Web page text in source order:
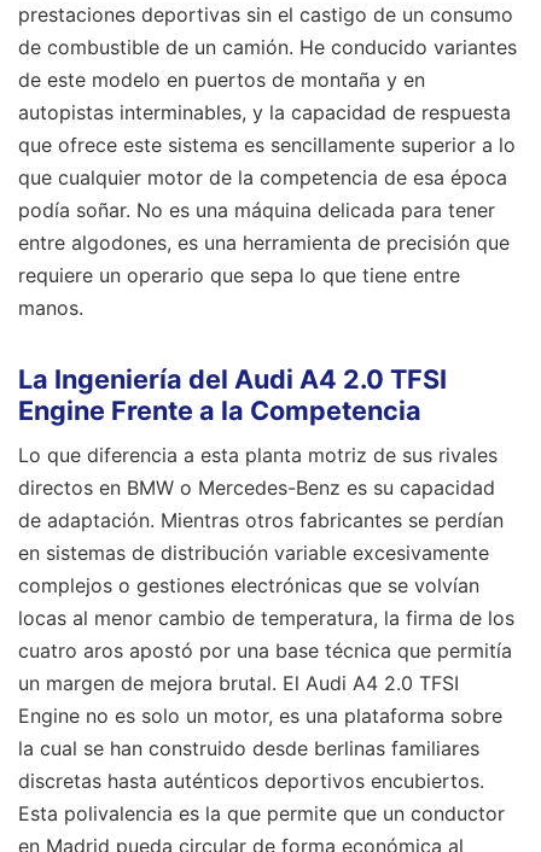
prestaciones deportivas sin el castigo de un consumo
de combustible de un camión. He conducido variantes
de este modelo en puertos de montaña y en
autopistas interminables, y la capacidad de respuesta
que ofrece este sistema es sencillamente superior a lo
que cualquier motor de la competencia de esa época
podía soñar. No es una máquina delicada para tener
entre algodones, es una herramienta de precisión que
requiere un operario que sepa lo que tiene entre
manos.
La Ingeniería del Audi A4 2.0 TFSI
Engine Frente a la Competencia
Lo que diferencia a esta planta motriz de sus rivales
directos en BMW o Mercedes-Benz es su capacidad
de adaptación. Mientras otros fabricantes se perdían
en sistemas de distribución variable excesivamente
complejos o gestiones electrónicas que se volvían
locas al menor cambio de temperatura, la firma de los
cuatro aros apostó por una base técnica que permitía
un margen de mejora brutal. El Audi A4 2.0 TFSI
Engine no es solo un motor, es una plataforma sobre
la cual se han construido desde berlinas familiares
discretas hasta auténticos deportivos encubiertos.
Esta polivalencia es la que permite que un conductor
en Madrid pueda circular de forma económica al